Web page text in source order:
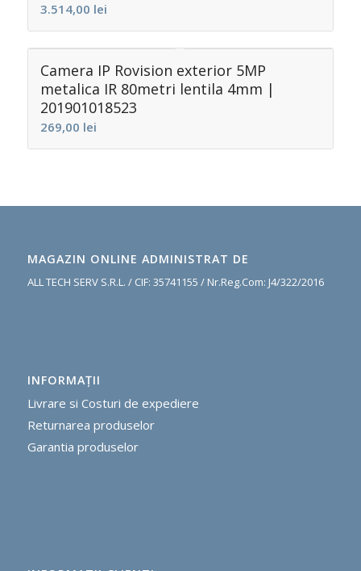
3.514,00 lei
Camera IP Rovision exterior 5MP
metalica IR 80metri lentila 4mm |
201901018523
269,00 lei
MAGAZIN ONLINE ADMINISTRAT DE
ALL TECH SERV S.R.L. / CIF: 35741155 / Nr.Reg.Com: J4/322/2016
INFORMAŢII
Livrare si Costuri de expediere
Returnarea produselor
Garantia produselor